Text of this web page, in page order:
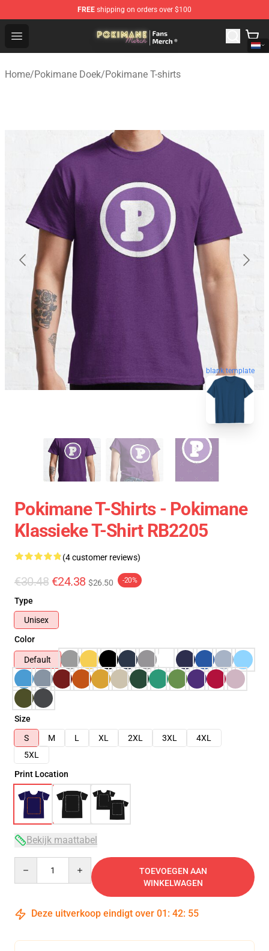
FREE shipping on orders over $100
Open menu
Pokimane Store - Official Pokimane Merchandise Shop
Home/Pokimane Doek/Pokimane T-shirts
blank template
Pokimane T-Shirts - Pokimane
Klassieke T-Shirt RB2205
(4 customer reviews)
€30.48 €24.38 $26.50 -20%
Type
Unisex
Color
Default
Size
S
M L XL 2XL 3XL
4XL
5XL
Print Location
Bekijk maattabel
TOEVOEGEN AAN
WINKELWAGEN
Deze uitverkoop eindigt over 01 : 42: 54